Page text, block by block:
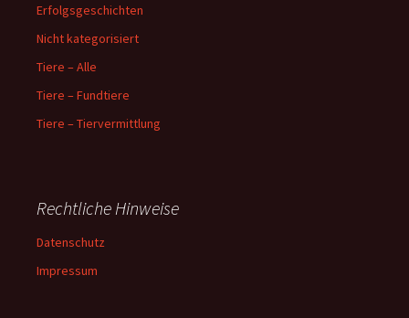
Erfolgsgeschichten
Nicht kategorisiert
Tiere – Alle
Tiere – Fundtiere
Tiere – Tiervermittlung
Rechtliche Hinweise
Datenschutz
Impressum